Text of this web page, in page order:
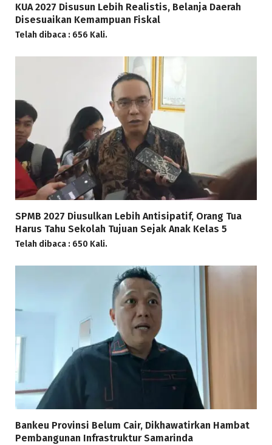
KUA 2027 Disusun Lebih Realistis, Belanja Daerah
Disesuaikan Kemampuan Fiskal
Telah dibaca : 656 Kali.
SPMB 2027 Diusulkan Lebih Antisipatif, Orang Tua
Harus Tahu Sekolah Tujuan Sejak Anak Kelas 5
Telah dibaca : 650 Kali.
Bankeu Provinsi Belum Cair, Dikhawatirkan Hambat
Pembangunan Infrastruktur Samarinda